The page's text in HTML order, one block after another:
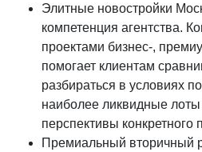
Элитные новостройки
компетенция агентства.
проектами бизнес-,
помогает клиентам
разбираться в условиях
наиболее ликвидные
перспективы конкретного
Премиальный вторичный